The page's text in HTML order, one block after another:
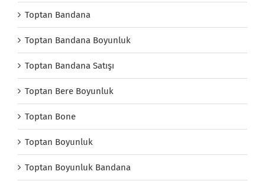
Toptan Bandana
Toptan Bandana Boyunluk
Toptan Bandana Satışı
Toptan Bere Boyunluk
Toptan Bone
Toptan Boyunluk
Toptan Boyunluk Bandana